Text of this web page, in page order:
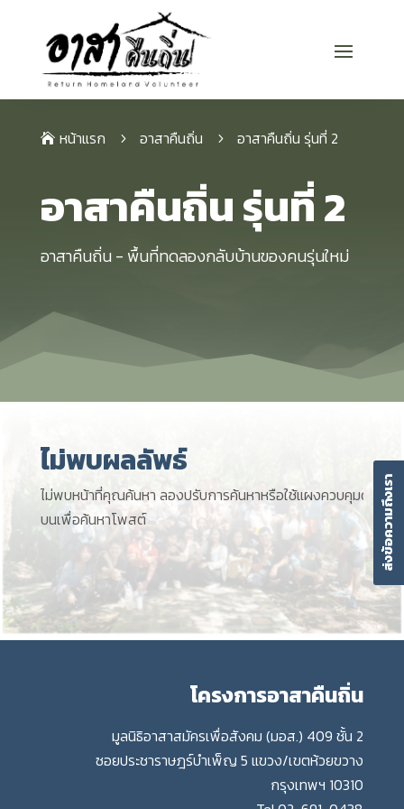
 หน้าแรก 5 อาสาคืนถิ่น 5 อาสาคืนถิ่น รุ่นที่ 2
อาสาคืนถิ่น รุ่นที่ 2
อาสาคืนถิ่น - พื้นที่ทดลองกลับบ้านของคนรุ่นใหม่
ไม่พบผลลัพธ์
ไม่พบหน้าที่คุณค้นหา ลองปรับการค้นหาหรือใช้แผงควบคุมด้าน
บนเพื่อค้นหาโพสต์
โครงการอาสาคืนถิ่น
มูลนิธิอาสาสมัครเพื่อสังคม (มอส.) 409 ชั้น 2
ซอยประชาราษฎร์บำเพ็ญ 5 แขวง/เขตห้วยขวาง
กรุงเทพฯ 10310
ส่งข้อความถึงเรา